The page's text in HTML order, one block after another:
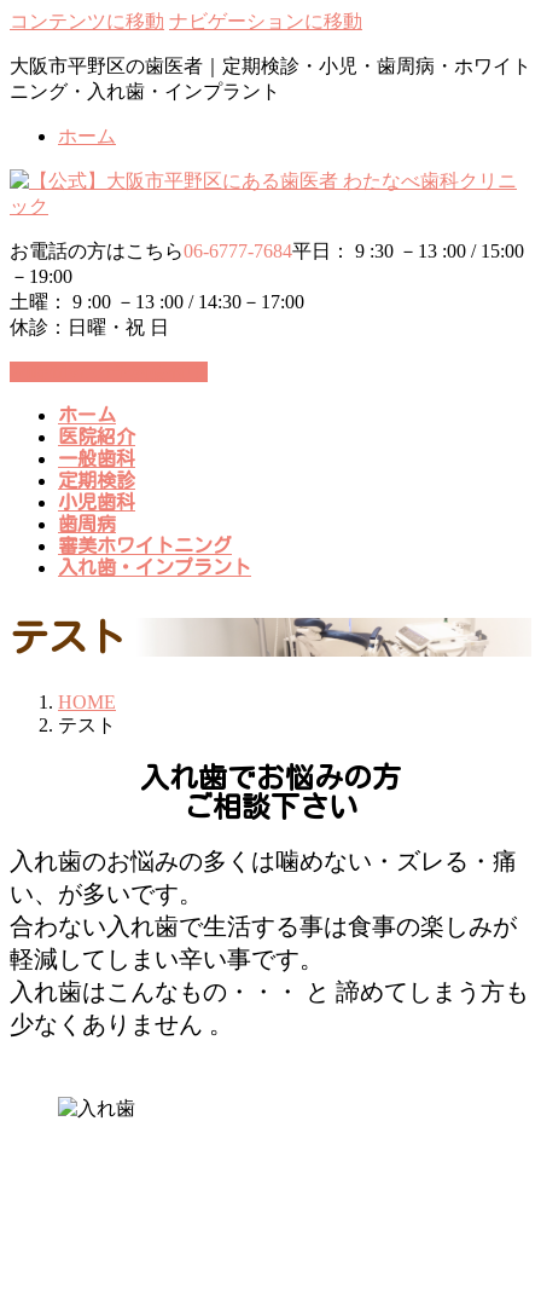
コンテンツに移動 ナビゲーションに移動
大阪市平野区の歯医者｜定期検診・小児・歯周病・ホワイト
ニング・入れ歯・インプラント
ホーム
お電話の方はこちら06-6777-7684平日： 9 :30 －13 :00 / 15:00
－19:00
土曜： 9 :00 －13 :00 / 14:30－17:00
休診：日曜・祝 日
ホーム
医院紹介
一般歯科
定期検診
小児歯科
歯周病
審美ホワイトニング
入れ歯・インプラント
テスト
HOME
テスト
入れ歯でお悩みの方
ご相談下さい
入れ歯のお悩みの多くは噛めない・ズレる・痛
い、が多いです。
合わない入れ歯で生活する事は食事の楽しみが
軽減してしまい辛い事です。
入れ歯はこんなもの・・・ と 諦めてしまう方も
少なくありません 。